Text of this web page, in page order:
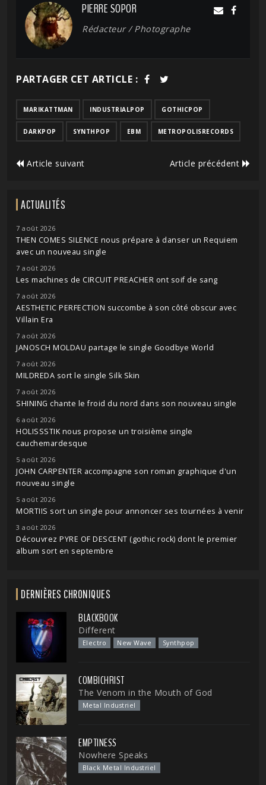
PIERRE SOPOR
Rédacteur / Photographe
PARTAGER CET ARTICLE :
MARIKATTMAN INDUSTRIALPOP GOTHICPOP
DARKPOP SYNTHPOP EBM METROPOLISRECORDS
Article suivant Article précédent
ACTUALITÉS
7 août 2026
THEN COMES SILENCE nous prépare à danser un Requiem
avec un nouveau single
7 août 2026
Les machines de CIRCUIT PREACHER ont soif de sang
7 août 2026
AESTHETIC PERFECTION succombe à son côté obscur avec
Villain Era
7 août 2026
JANOSCH MOLDAU partage le single Goodbye World
7 août 2026
MILDREDA sort le single Silk Skin
7 août 2026
SHINING chante le froid du nord dans son nouveau single
6 août 2026
HOLISSSTIK nous propose un troisième single
cauchemardesque
5 août 2026
JOHN CARPENTER accompagne son roman graphique d'un
nouveau single
5 août 2026
MORTIIS sort un single pour annoncer ses tournées à venir
3 août 2026
Découvrez PYRE OF DESCENT (gothic rock) dont le premier
album sort en septembre
DERNIÈRES CHRONIQUES
BLACKBOOK
Different
Electro New Wave Synthpop
COMBICHRIST
The Venom in the Mouth of God
Metal Industriel
EMPTINESS
Nowhere Speaks
Black Metal Industriel